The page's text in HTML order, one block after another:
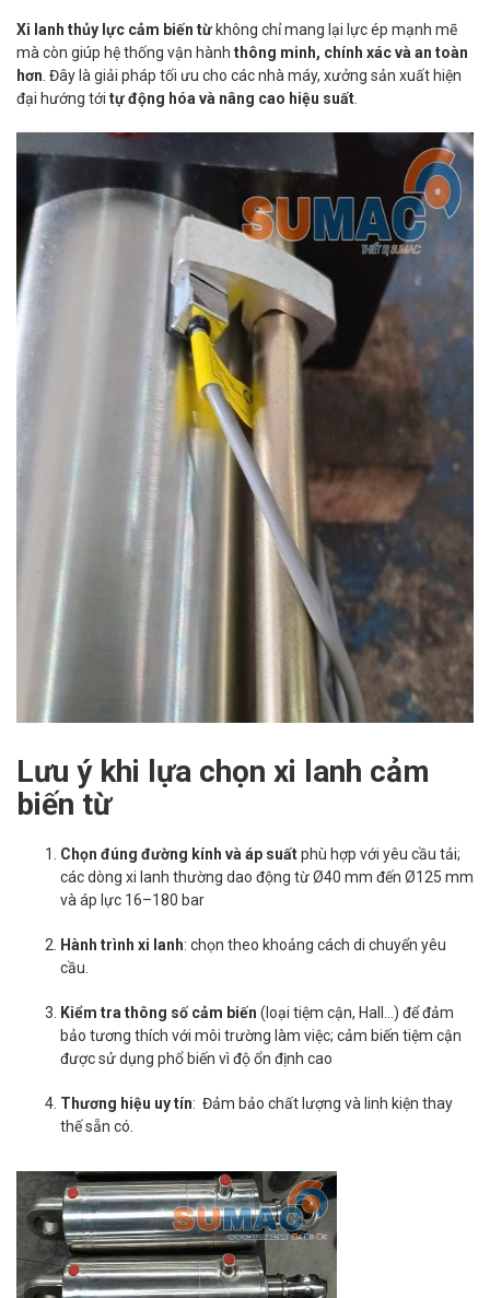
Xi lanh thủy lực cảm biến từ không chỉ mang lại lực ép mạnh mẽ
mà còn giúp hệ thống vận hành thông minh, chính xác và an toàn
hơn . Đây là giải pháp tối ưu cho các nhà máy, xưởng sản xuất hiện
đại hướng tới tự động hóa và nâng cao hiệu suất
Lưu ý khi lựa chọn xi lanh cảm
biến từ
Chọn đúng đường kính và áp suấtphù hợp với yêu cầu tải;
các dòng xi lanh thường dao động từ Ø40 mm đến Ø125 mm
và áp lực 16–180 bar
Hành trình xi lanh: chọn theo khoảng cách di chuyển yêu
cầu.
Kiểm tra thông số cảm biến (loại tiệm cận, Hall…) để đảm
bảo tương thích với môi trường làm việc; cảm biến tiệm cận
được sử dụng phổ biến vì độ ổn định cao
Thương hiệu uy tín: Đảm bảo chất lượng và linh kiện thay
thế sẵn có.